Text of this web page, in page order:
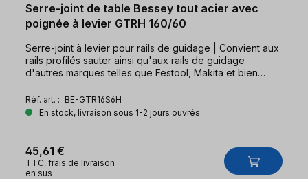
Serre-joint de table Bessey tout acier avec
poignée à levier GTRH 160/60
Serre-joint à levier pour rails de guidage | Convient aux
rails profilés sauter ainsi qu'aux rails de guidage
d'autres marques telles que Festool, Makita et bien
Réf. art. : BE-GTR16S6H
En stock, livraison sous 1-2 jours ouvrés
45,61 €
TTC, frais de livraison
en sus